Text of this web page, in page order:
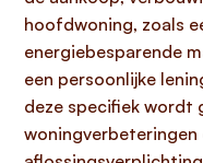
hoofdwoning, zoals
energiebesparende
een persoonlijke
deze specifiek
woningverbeteringen